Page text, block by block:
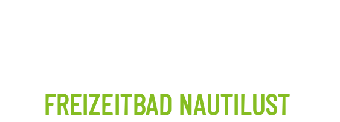
FREIZEITBAD NAUTILUST